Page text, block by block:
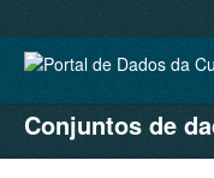
CONJUNTOS DE
ORGANIZAÇÕES
Conjuntos de